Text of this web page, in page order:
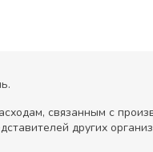
связанным с
других